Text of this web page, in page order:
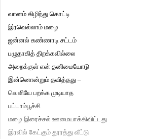
வானம் கிழிந்து கொட்டி
இரவெல்லாம் மழை
ஜன்னல் கண்ணாடி சட்டம்
பழுதாகித் திறக்கவில்லை
அறைக்குள் என் தனிமையோடு
இன்னொன்றும் தவித்தது –
வெளியே பறக்க முடியாத
பட்டாம்பூச்சி
மழை இரைச்சல் ஊமையாக்கிவிட்டது
இரவில் கேட்கும் தூரத்து வீட்டு